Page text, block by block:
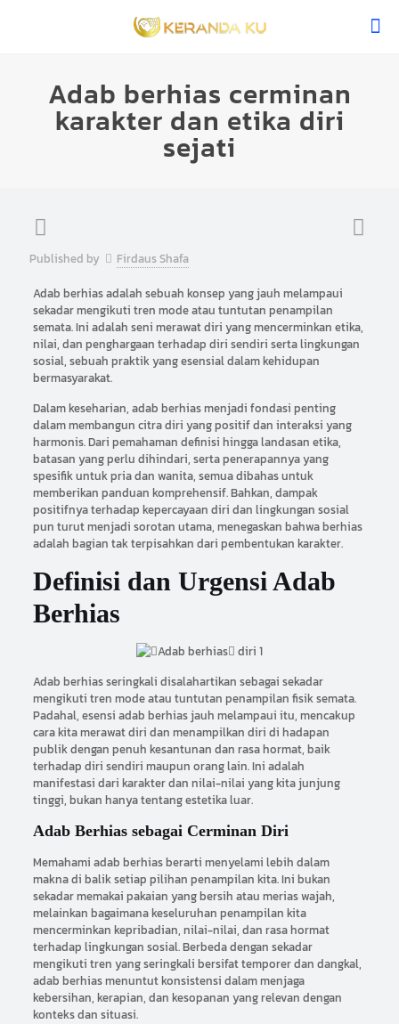
Adab berhias cerminan
karakter dan etika diri
sejati
Published by Firdaus Shafa
Adab berhias adalah sebuah konsep yang jauh melampaui
sekadar mengikuti tren mode atau tuntutan penampilan
semata. Ini adalah seni merawat diri yang mencerminkan etika,
nilai, dan penghargaan terhadap diri sendiri serta lingkungan
sosial, sebuah praktik yang esensial dalam kehidupan
bermasyarakat.
Dalam keseharian, adab berhias menjadi fondasi penting
dalam membangun citra diri yang positif dan interaksi yang
harmonis. Dari pemahaman definisi hingga landasan etika,
batasan yang perlu dihindari, serta penerapannya yang
spesifik untuk pria dan wanita, semua dibahas untuk
memberikan panduan komprehensif. Bahkan, dampak
positifnya terhadap kepercayaan diri dan lingkungan sosial
pun turut menjadi sorotan utama, menegaskan bahwa berhias
adalah bagian tak terpisahkan dari pembentukan karakter.
Definisi dan Urgensi Adab
Berhias
Adab berhias seringkali disalahartikan sebagai sekadar
mengikuti tren mode atau tuntutan penampilan fisik semata.
Padahal, esensi adab berhias jauh melampaui itu, mencakup
cara kita merawat diri dan menampilkan diri di hadapan
publik dengan penuh kesantunan dan rasa hormat, baik
terhadap diri sendiri maupun orang lain. Ini adalah
manifestasi dari karakter dan nilai-nilai yang kita junjung
tinggi, bukan hanya tentang estetika luar.
Adab Berhias sebagai Cerminan Diri
Memahami adab berhias berarti menyelami lebih dalam
makna di balik setiap pilihan penampilan kita. Ini bukan
sekadar memakai pakaian yang bersih atau merias wajah,
melainkan bagaimana keseluruhan penampilan kita
mencerminkan kepribadian, nilai-nilai, dan rasa hormat
terhadap lingkungan sosial. Berbeda dengan sekadar
mengikuti tren yang seringkali bersifat temporer dan dangkal,
adab berhias menuntut konsistensi dalam menjaga
kebersihan, kerapian, dan kesopanan yang relevan dengan
konteks dan situasi.